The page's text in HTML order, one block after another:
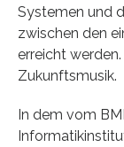
Systemen und
zwischen den
erreicht
Zukunftsmusik.
In dem vom